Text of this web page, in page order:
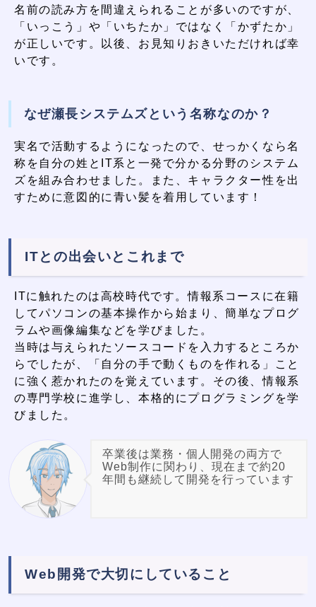
名前の読み方を間違えられることが多いのですが、
「いっこう」や「いちたか」ではなく「かずたか」
が正しいです。以後、お見知りおきいただければ幸
いです。
なぜ瀬長システムズという名称なのか？
実名で活動するようになったので、せっかくなら名
称を自分の姓とIT系と一発で分かる分野のシステム
ズを組み合わせました。また、キャラクター性を出
すために意図的に青い髪を着用しています！
ITとの出会いとこれまで
ITに触れたのは高校時代です。情報系コースに在籍
してパソコンの基本操作から始まり、簡単なプログ
ラムや画像編集などを学びました。
当時は与えられたソースコードを入力するところか
らでしたが、「自分の手で動くものを作れる」こと
に強く惹かれたのを覚えています。その後、情報系
の専門学校に進学し、本格的にプログラミングを学
びました。
卒業後は業務・個人開発の両方で
Web制作に関わり、現在まで約20
年間も継続して開発を行っています
Web開発で大切にしていること